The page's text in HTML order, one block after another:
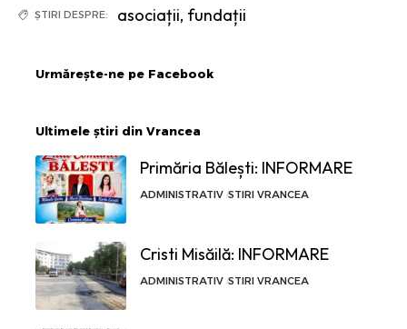
ȘTIRI DESPRE: asociații, fundații
Urmărește-ne pe Facebook
Ultimele știri din Vrancea
Primăria Bălești: INFORMARE
ADMINISTRATIV STIRI VRANCEA
Cristi Misăilă: INFORMARE
ADMINISTRATIV STIRI VRANCEA